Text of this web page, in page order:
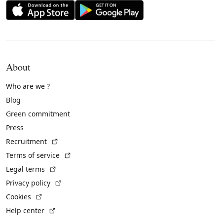
About
Who are we ?
Blog
Green commitment
Press
Recruitment
Terms of service
Legal terms
Privacy policy
Cookies
Help center